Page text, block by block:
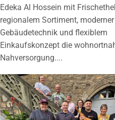
Edeka Al Hossein mit
regionalem Sortiment, moderner
Gebäudetechnik und flexiblem
Einkaufskonzept die
Nahversorgung....